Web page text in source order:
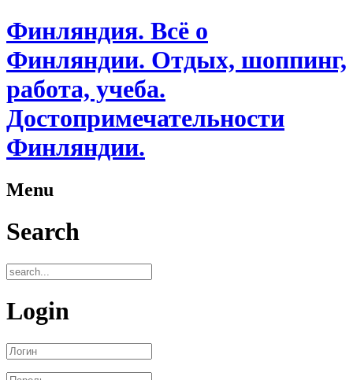
Финляндия. Всё о
Финляндии. Отдых, шоппинг,
работа, учеба.
Достопримечательности
Финляндии.
Menu
Search
Login